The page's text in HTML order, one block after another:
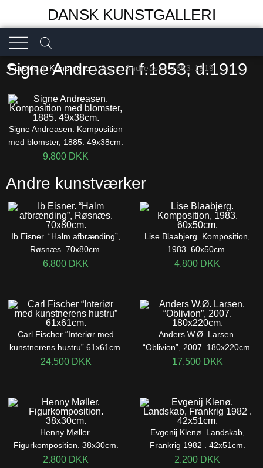
DANSK KUNSTGALLERI
Forside|Kunstnere|Signe Andreasen 1853-1919
Signe Andreasen f.1853, d.1919
Signe Andreasen. Komposition
med blomster, 1885. 49x38cm.
9.800 DKK
Andre kunstværker
Ib Eisner. “Halm afbrænding”,
Røsnæs. 70x80cm.
6.800 DKK
Lise Blaabjerg. Komposition,
1983. 60x50cm.
4.800 DKK
Carl Fischer “Interiør med
kunstnerens hustru” 61x61cm.
24.500 DKK
Anders W.Ø. Larsen.
“Oblivion”, 2007. 180x220cm.
17.500 DKK
Henny Møller.
Figurkomposition. 38x30cm.
2.800 DKK
Evgenij Klenø. Landskab,
Frankrig 1982 . 42x51cm.
2.200 DKK